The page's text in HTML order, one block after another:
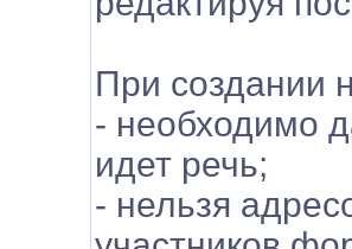
При создании
- необходимо
идет речь;
- нельзя